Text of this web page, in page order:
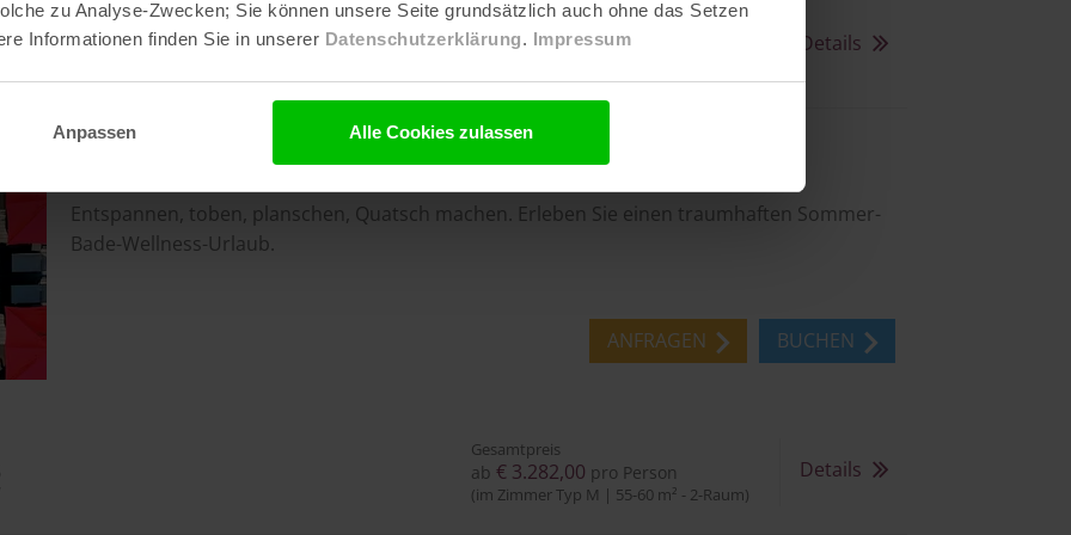
zu Analyse-Zwecken; Sie können unsere Seite grundsätzlich auch ohne das Setzen
Informationen finden Sie in unserer Datenschutzerklärung. Impressum
Anpassen Alle Cookies zulassen
Gesamtpreis
ab€ 2.355,00pro Person Details
BONUS-ZEIT AB 10 TAGEN MIT 300 € NACHLASS
Entspannen, toben, planschen, Quatsch machen. Erleben Sie einen traumhaften Sommer-
Bade-Wellness-Urlaub.
BUCHEN
ANFRAGEN
Gesamtpreis
ab € 3.282,00 pro Person
(im Zimmer Typ M | 55-60 m² - 2-Raum)
Details